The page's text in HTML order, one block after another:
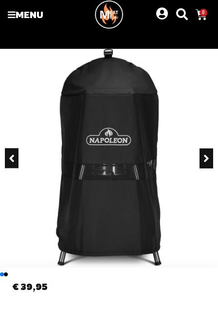
MENU 0
€ 39,95